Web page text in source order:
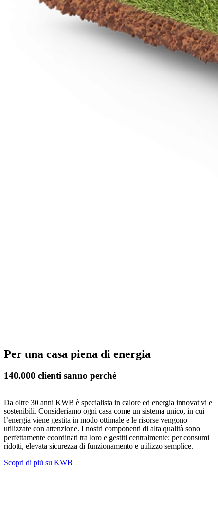
Per una casa piena di energia
140.000 clienti sanno perché
Da oltre 30 anni KWB è specialista in calore ed energia innovativi e
sostenibili. Consideriamo ogni casa come un sistema unico, in cui
l’energia viene gestita in modo ottimale e le risorse vengono
utilizzate con attenzione. I nostri componenti di alta qualità sono
perfettamente coordinati tra loro e gestiti centralmente: per consumi
ridotti, elevata sicurezza di funzionamento e utilizzo semplice.
Scopri di più su KWB